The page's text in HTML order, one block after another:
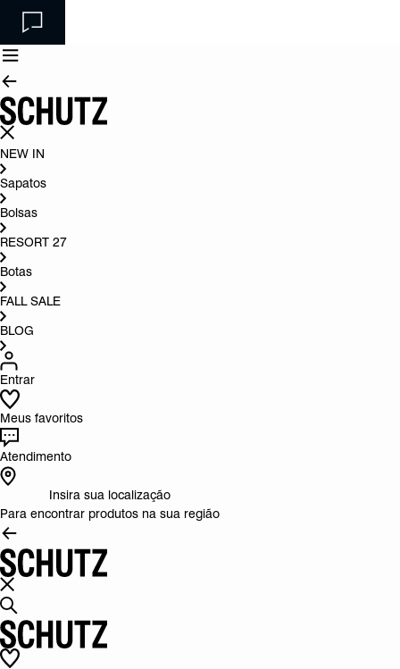
NEW IN
Sapatos
Bolsas
RESORT 27
Botas
FALL SALE
BLOG
Entrar
Meus favoritos
Atendimento
Insira sua localização
Para encontrar produtos na sua região